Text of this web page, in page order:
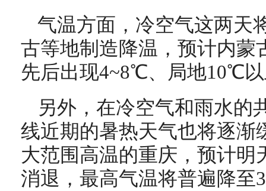
气温方面，冷空气这两天
古等地制造降温，预计内蒙
先后出现4~8℃、局地10℃
另外，在冷空气和雨水的
线近期的暑热天气也将逐渐
大范围高温的重庆，预计明
消退，最高气温将普遍降